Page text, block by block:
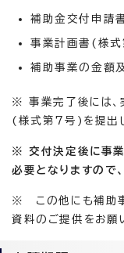
補助金交付申請
事業計画書(様
補助事業の金額
※ 事業完了後には
(様式第7号)を提出
※ 交付決定後に事
必要となりますので
※ この他にも補助事
資料のご提供をお願